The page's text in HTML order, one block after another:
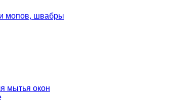
мопов, швабры
мытья окон